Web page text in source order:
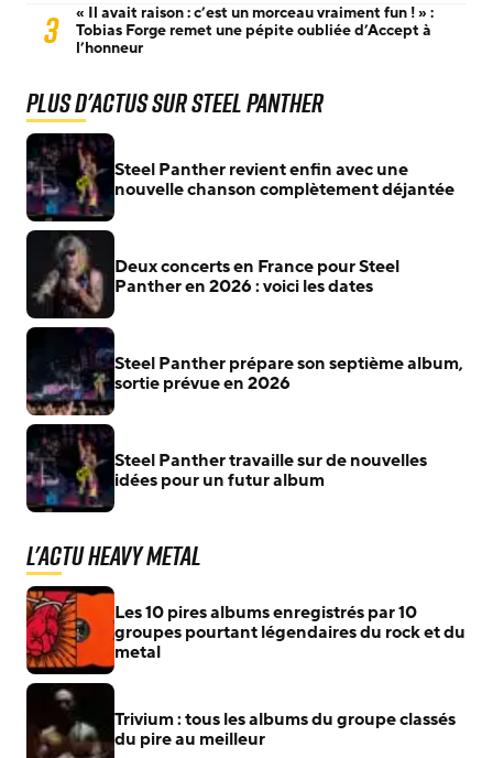
3
« Il avait raison : c’est un morceau vraiment fun ! » :
Tobias Forge remet une pépite oubliée d’Accept à
l’honneur
Plus d'actus sur Steel Panther
Steel Panther revient enfin avec une
nouvelle chanson complètement déjantée
Deux concerts en France pour Steel
Panther en 2026 : voici les dates
Steel Panther prépare son septième album,
sortie prévue en 2026
Steel Panther travaille sur de nouvelles
idées pour un futur album
L'actu Heavy Metal
Les 10 pires albums enregistrés par 10
groupes pourtant légendaires du rock et du
metal
Trivium : tous les albums du groupe classés
du pire au meilleur